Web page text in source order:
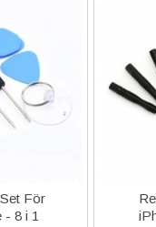
För
- 8 i 1